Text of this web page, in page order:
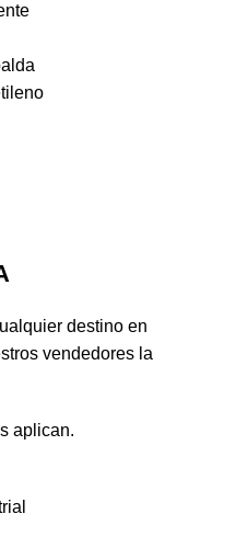
destino en
vendedores la
aplican.